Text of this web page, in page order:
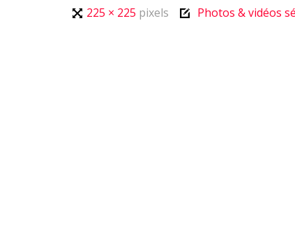
Full225 × 225 pixels Photos & vidéos